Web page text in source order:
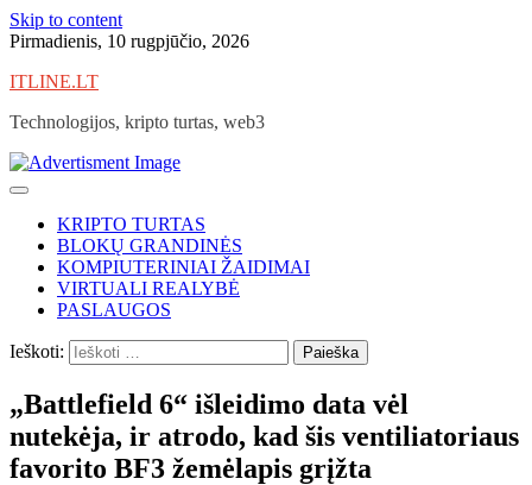
Skip to content
Pirmadienis, 10 rugpjūčio, 2026
ITLINE.LT
Technologijos, kripto turtas, web3
KRIPTO TURTAS
BLOKŲ GRANDINĖS
KOMPIUTERINIAI ŽAIDIMAI
VIRTUALI REALYBĖ
PASLAUGOS
Ieškoti:
„Battlefield 6“ išleidimo data vėl
nutekėja, ir atrodo, kad šis ventiliatoriaus
favorito BF3 žemėlapis grįžta